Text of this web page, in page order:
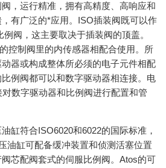
，运行精准，拥有高精度、高响应和
有广泛的*应用。ISO插装阀既可以作
阀，这主要取决于插装阀的顶盖。
控制阀里的内传感器相配合使用。所
器或构成整体所必须的电子元件相配
例阀都可以和数字驱动器相连接。电
数字驱动器和比例阀进行配置和管
缸符合ISO6020和6022的国际标准，
油缸可配备缓冲装置和侦测活塞位置
芯配阀套式的伺服比例阀。Atos的可